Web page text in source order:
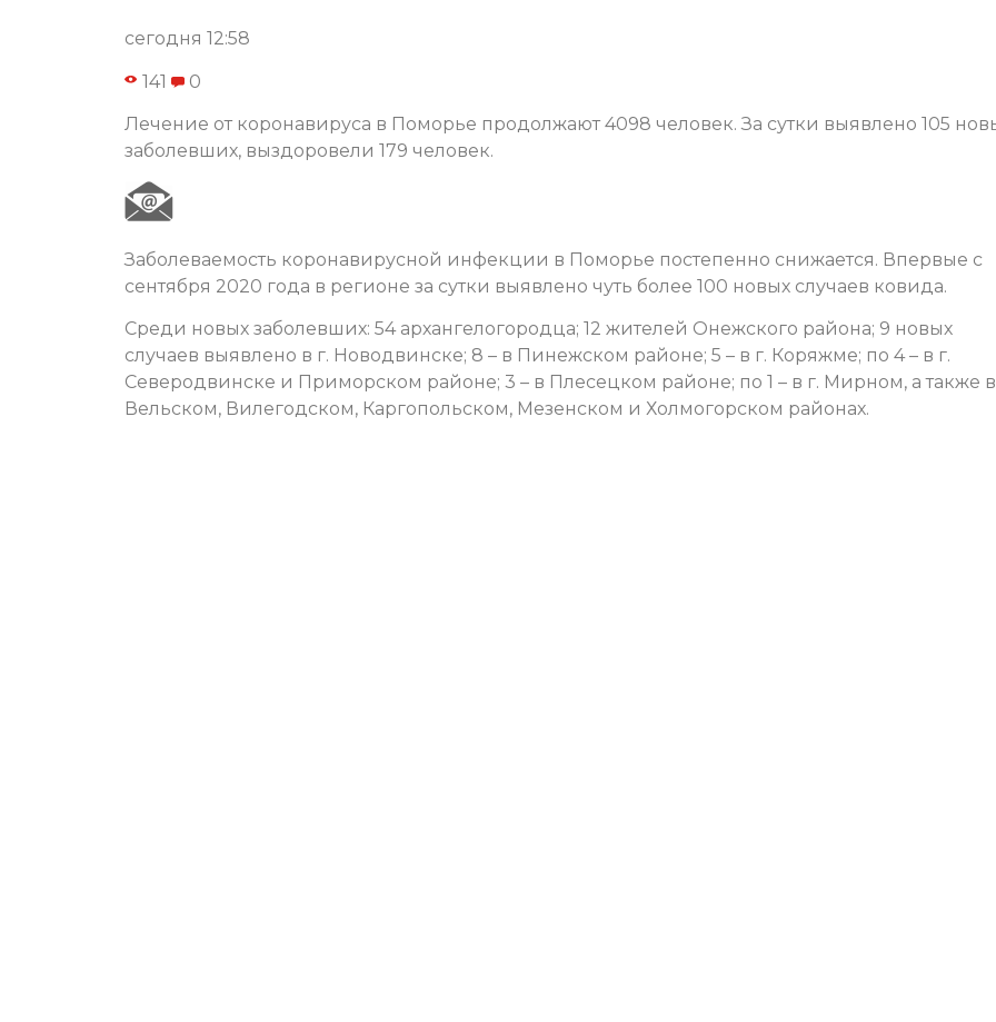
сегодня 12:58
141 0
Лечение от коронавируса в Поморье продолжают 4098 человек. За сутки выявлено 105
заболевших, выздоровели 179 человек.
Заболеваемость коронавирусной инфекции в Поморье постепенно снижается. Впервые с
сентября 2020 года в регионе за сутки выявлено чуть более 100 новых случаев ковида.
Среди новых заболевших: 54 архангелогородца; 12 жителей Онежского района; 9 новых
случаев выявлено в г. Новодвинске; 8 – в Пинежском районе; 5 – в г. Коряжме; по 4 – в г.
Северодвинске и Приморском районе; 3 – в Плесецком районе; по 1 – в г. Мирном, а также в
Вельском, Вилегодском, Каргопольском, Мезенском и Холмогорском районах.